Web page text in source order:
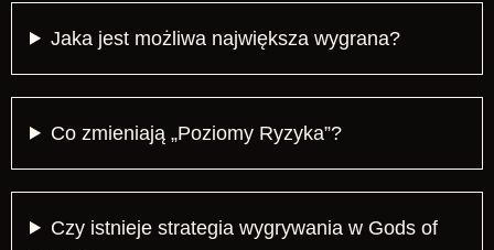
Jaka jest możliwa największa wygrana?
Co zmieniają „Poziomy Ryzyka”?
Czy istnieje strategia wygrywania w Gods of